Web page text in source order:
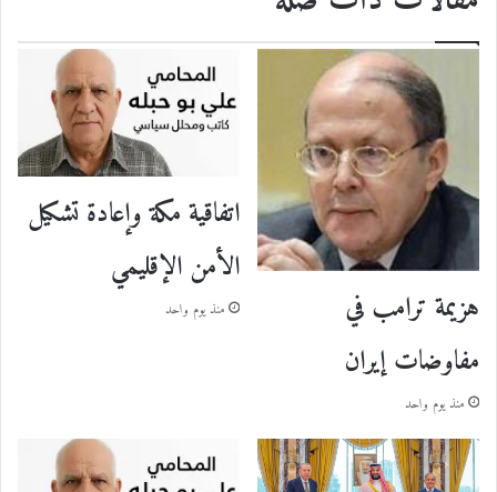
هزيمة ترامب في
مفاوضات إيران
منذ يوم واحد
اتفاقية مكة وإعادة تشكيل
الأمن الإقليمي
منذ يوم واحد